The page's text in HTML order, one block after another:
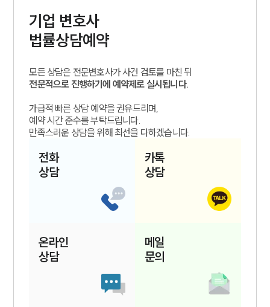
기업 변호사
법률상담예약
모든 상담은 전문변호사가 사건 검토를 마친 뒤
전문적으로 진행하기에 예약제로 실시됩니다.
가급적 빠른 상담 예약을 권유드리며,
예약 시간 준수를 부탁드립니다.
만족스러운 상담을 위해 최선을 다하겠습니다.
전화
상담
카톡
상담
온라인
상담
메일
문의